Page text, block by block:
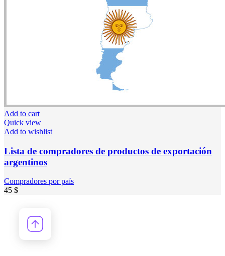
Add to cart
Quick view
Add to wishlist
Lista de compradores de productos de exportación
argentinos
Compradores por país
45 $